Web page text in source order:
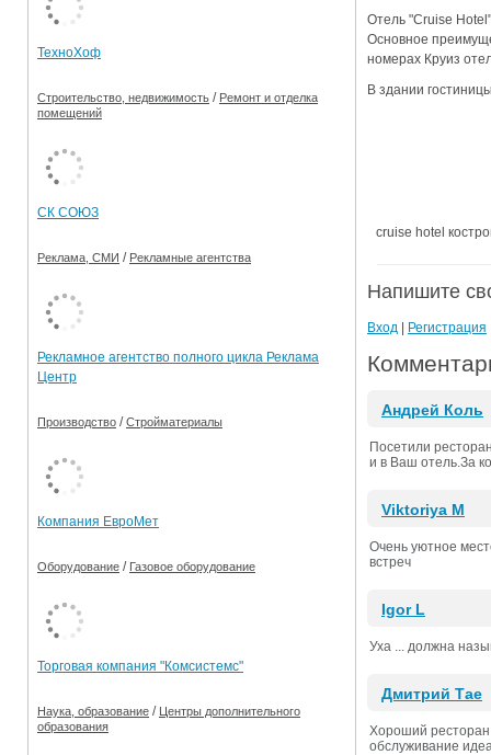
Ограничения движения транспорта на майские
Электронные транспортные карты
Отель "Cruise
Основное
номерах Круиз
В здании
cruise hotel
Напишите
Вход Регистрация
Андрей Коль
Посетили
и в Ваш отель.За
Viktoriya M
Очень уютное
встреч
Igor L
Уха ... должна
Дмитрий Тае
Хороший
обслуживание
ТехноХоф
Строительство, недвижимость / Ремонт и отделка
помещений
СК СОЮЗ
Реклама, СМИ / Рекламные агентства
Рекламное агентство полного цикла Реклама
Центр
Производство /Стройматериалы
Компания ЕвроМет
Оборудование / Газовое оборудование
Торговая компания "Комсистемс"
Наука, образование / Центры дополнительного
образования